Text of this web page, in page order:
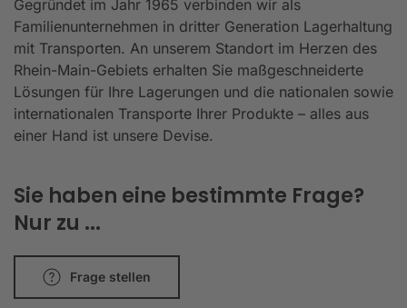
Gegründet im Jahr 1965 verbinden wir als
Familienunternehmen in dritter Generation Lagerhaltung
mit Transporten. An unserem Standort im Herzen des
Rhein-Main-Gebiets erhalten Sie maßgeschneiderte
Lösungen für Ihre Lagerungen und die nationalen sowie
internationalen Transporte Ihrer Produkte – alles aus
einer Hand ist unsere Devise.
Sie haben eine bestimmte Frage?
Nur zu ...
Frage stellen